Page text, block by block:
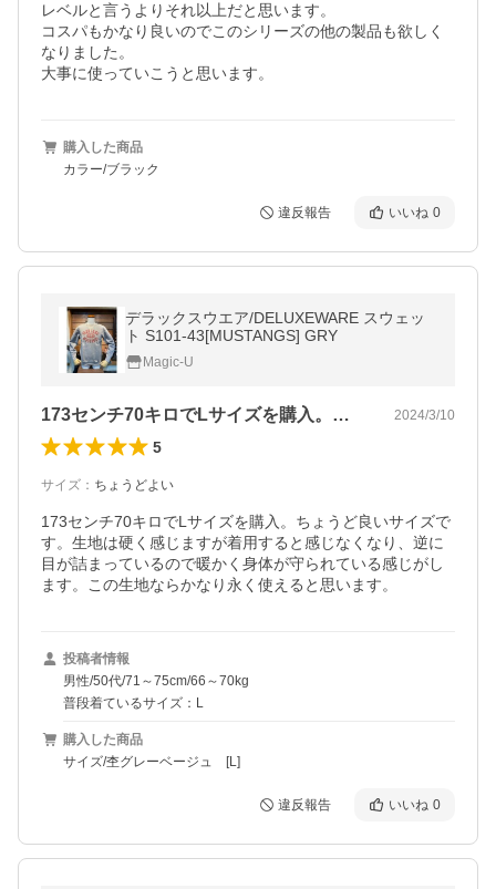
レベルと言うよりそれ以上だと思います。
コスパもかなり良いのでこのシリーズの他の製品も欲しく
なりました。
大事に使っていこうと思います。
購入した商品
カラー/ブラック
違反報告 いいね 0
デラックスウエア/DELUXEWARE スウェッ
ト S101-43[MUSTANGS] GRY
Magic-U
173センチ70キロでLサイズを購入。… 2024/3/10
5
サイズ ： ちょうどよい
173センチ70キロでLサイズを購入。ちょうど良いサイズで
す。生地は硬く感じますが着用すると感じなくなり、逆に
目が詰まっているので暖かく身体が守られている感じがし
ます。この生地ならかなり永く使えると思います。
投稿者情報
男性/50代/71～75cm/66～70kg
普段着ているサイズ：L
購入した商品
サイズ/杢グレーベージュ [L]
違反報告 いいね 0